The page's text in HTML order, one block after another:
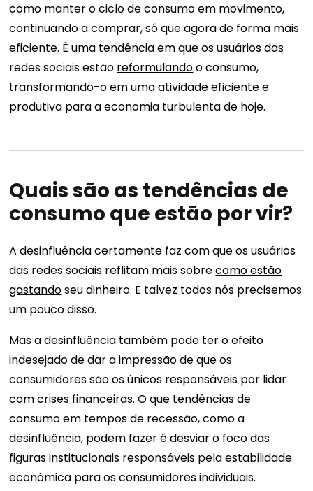
como manter o ciclo de consumo em movimento,
continuando a comprar, só que agora de forma mais
eficiente. É uma tendência em que os usuários das
redes sociais estão reformulandoo consumo,
transformando-o em uma atividade eficiente e
produtiva para a economia turbulenta de hoje.
Quais são as tendências de
consumo que estão por vir?
A desinfluência certamente faz com que os usuários
das redes sociais reflitam mais sobrecomo estão
gastandoseu dinheiro. E talvez todos nós precisemos
um pouco disso.
Mas a desinfluência também pode ter o efeito
indesejado de dar a impressão de que os
consumidores são os únicos responsáveis ​​por lidar
com crises financeiras. O que tendências de
consumo em tempos de recessão, como a
desinfluência, podem fazer édesviar o focodas
figuras institucionais responsáveis ​​pela estabilidade
econômica para os consumidores individuais.